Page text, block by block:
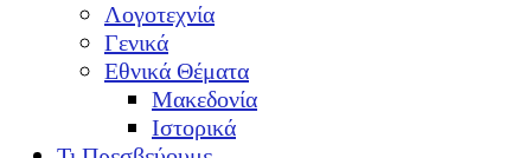
Λογοτεχνία
Γενικά
Εθνικά Θέματα
Μακεδονία
Ιστορικά